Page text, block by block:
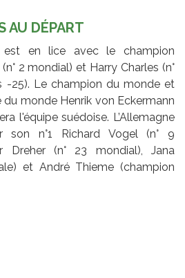
AU DÉPART
est en lice avec le champion
2 mondial) et Harry Charles (n°
-25). Le champion du monde et
monde Henrik von Eckermann
l'équipe suédoise. L’Allemagne
son n°1 Richard Vogel (n° 9
Dreher (n° 23 mondial), Jana
et André Thieme (champion